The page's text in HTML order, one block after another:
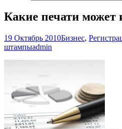
Какие печати может
19 Октябрь 2010Бизнес,
штампыadmin